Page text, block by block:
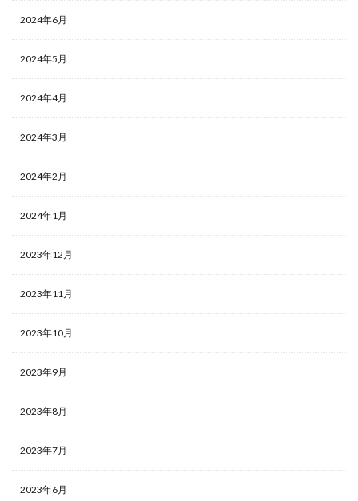
2024年6月
2024年5月
2024年4月
2024年3月
2024年2月
2024年1月
2023年12月
2023年11月
2023年10月
2023年9月
2023年8月
2023年7月
2023年6月